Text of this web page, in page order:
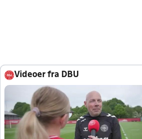
Videoer fra DBU